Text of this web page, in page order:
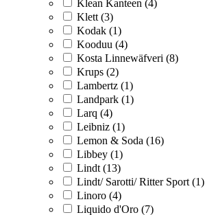
Klean Kanteen (4)
Klett (3)
Kodak (1)
Kooduu (4)
Kosta Linnewäfveri (8)
Krups (2)
Lambertz (1)
Landpark (1)
Larq (4)
Leibniz (1)
Lemon & Soda (16)
Libbey (1)
Lindt (13)
Lindt/ Sarotti/ Ritter Sport (1)
Linoro (4)
Liquido d'Oro (7)